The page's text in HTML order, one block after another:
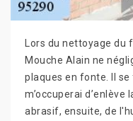
Lors du nettoyage
Mouche Alain ne
plaques en fonte. Il se
m’occuperai
abrasif, ensuite, de